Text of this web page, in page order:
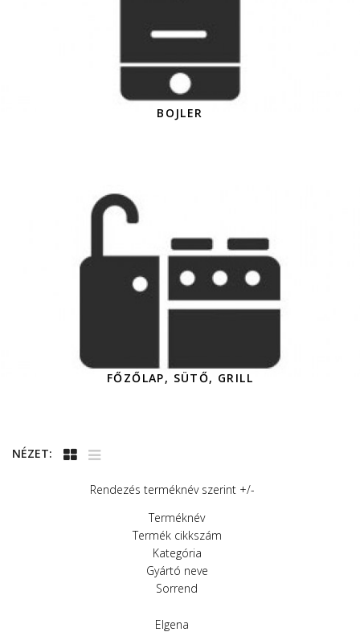
BOJLER
FŐZŐLAP, SÜTŐ, GRILL
NÉZET:
Rendezés terméknév szerint +/-
Terméknév
Termék cikkszám
Kategória
Gyártó neve
Sorrend
Elgena